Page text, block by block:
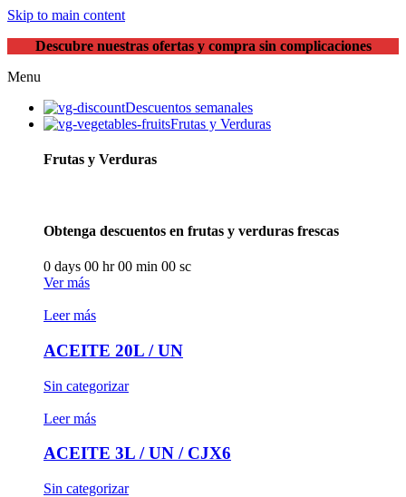
Skip to main content
Descubre nuestras ofertas y compra sin complicaciones
Menu
Descuentos semanales
Frutas y Verduras
Frutas y Verduras
Obtenga descuentos en frutas y verduras frescas
0 days 00 hr00 min 00 sc
Ver más
Leer más
ACEITE 20L / UN
Sin categorizar
Leer más
ACEITE 3L / UN / CJX6
Sin categorizar